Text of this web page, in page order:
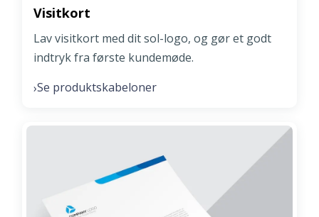
Visitkort
Lav visitkort med dit sol-logo, og gør et godt
indtryk fra første kundemøde.
›Se produktskabeloner